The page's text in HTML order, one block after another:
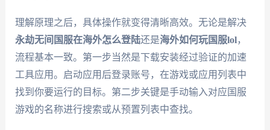
理解原理之后，具体操作就变得清晰高效。无论是解决
永劫无间国服在海外怎么登陆还是海外如何玩国服lol，
流程基本一致。第一步当然是下载安装经过验证的加速
工具应用。启动应用后登录账号，在游戏或应用列表中
找到你要运行的目标。第二步关键是手动输入对应国服
游戏的名称进行搜索或从预置列表中查找。